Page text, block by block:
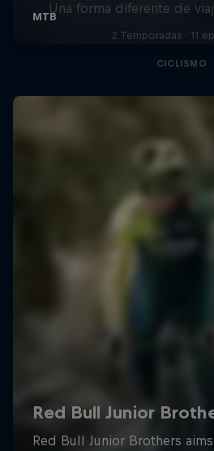
Una forma diferente de
2 Temporadas · 11
CICLISMO